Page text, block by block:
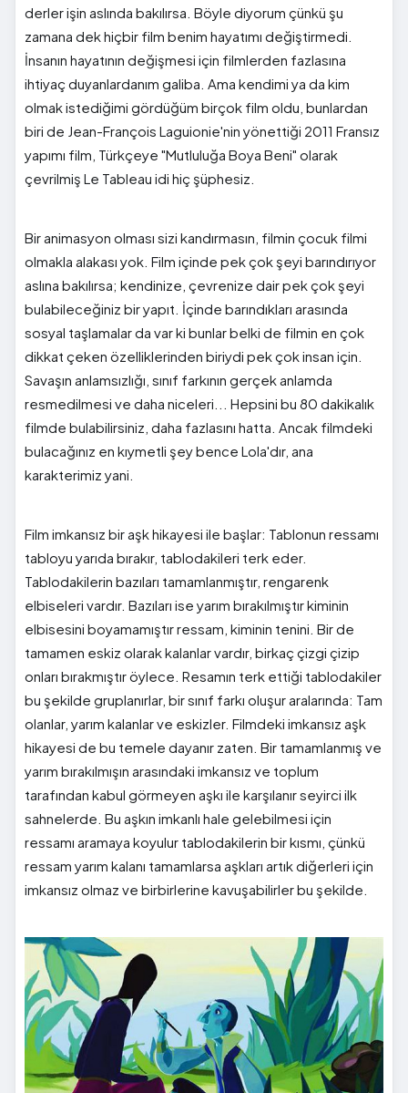
derler işin aslında bakılırsa. Böyle diyorum çünkü şu
zamana dek hiçbir film benim hayatımı değiştirmedi.
İnsanın hayatının değişmesi için filmlerden fazlasına
ihtiyaç duyanlardanım galiba. Ama kendimi ya da kim
olmak istediğimi gördüğüm birçok film oldu, bunlardan
biri de Jean-François Laguionie'nin yönettiği 2011 Fransız
yapımı film, Türkçeye "Mutluluğa Boya Beni" olarak
çevrilmiş Le Tableau idi hiç şüphesiz.
Bir animasyon olması sizi kandırmasın, filmin çocuk filmi
olmakla alakası yok. Film içinde pek çok şeyi barındırıyor
aslına bakılırsa; kendinize, çevrenize dair pek çok şeyi
bulabileceğiniz bir yapıt. İçinde barındıkları arasında
sosyal taşlamalar da var ki bunlar belki de filmin en çok
dikkat çeken özelliklerinden biriydi pek çok insan için.
Savaşın anlamsızlığı, sınıf farkının gerçek anlamda
resmedilmesi ve daha niceleri... Hepsini bu 80 dakikalık
filmde bulabilirsiniz, daha fazlasını hatta. Ancak filmdeki
bulacağınız en kıymetli şey bence Lola'dır, ana
karakterimiz yani.
Film imkansız bir aşk hikayesi ile başlar: Tablonun ressamı
tabloyu yarıda bırakır, tablodakileri terk eder.
Tablodakilerin bazıları tamamlanmıştır, rengarenk
elbiseleri vardır. Bazıları ise yarım bırakılmıştır kiminin
elbisesini boyamamıştır ressam, kiminin tenini. Bir de
tamamen eskiz olarak kalanlar vardır, birkaç çizgi çizip
onları bırakmıştır öylece. Resamın terk ettiği tablodakiler
bu şekilde gruplanırlar, bir sınıf farkı oluşur aralarında: Tam
olanlar, yarım kalanlar ve eskizler. Filmdeki imkansız aşk
hikayesi de bu temele dayanır zaten. Bir tamamlanmış ve
yarım bırakılmışın arasındaki imkansız ve toplum
tarafından kabul görmeyen aşkı ile karşılanır seyirci ilk
sahnelerde. Bu aşkın imkanlı hale gelebilmesi için
ressamı aramaya koyulur tablodakilerin bir kısmı, çünkü
ressam yarım kalanı tamamlarsa aşkları artık diğerleri için
imkansız olmaz ve birbirlerine kavuşabilirler bu şekilde.